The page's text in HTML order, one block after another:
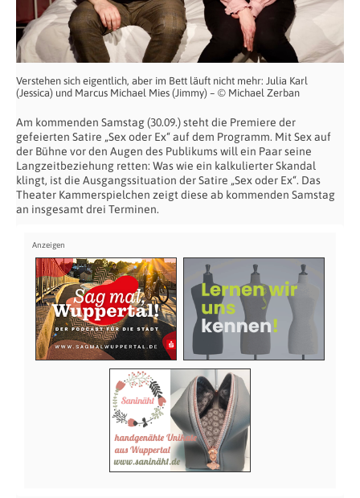
Verstehen sich eigentlich, aber im Bett läuft nicht mehr: Julia Karl
(Jessica) und Marcus Michael Mies (Jimmy) – © Michael Zerban
Am kommenden Samstag (30.09.) steht die Premiere der
gefeierten Satire „Sex oder Ex“ auf dem Programm. Mit Sex auf
der Bühne vor den Augen des Publikums will ein Paar seine
Langzeitbeziehung retten: Was wie ein kalkulierter Skandal
klingt, ist die Ausgangssituation der Satire „Sex oder Ex“. Das
Theater Kammerspielchen zeigt diese ab kommenden Samstag
an insgesamt drei Terminen.